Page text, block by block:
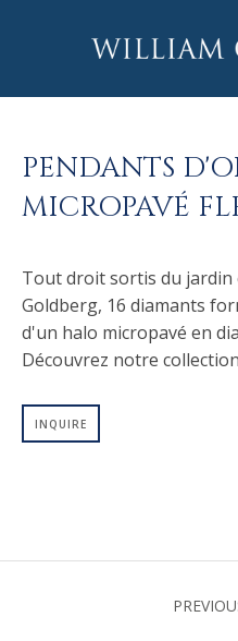
HAUTE JOAILLERIE
BAGUES POUR HOMME
COLLIERS
BOUCLES D’OREILLES
BRACELETS
MONTRES
ASHOKA JOAILLERIE
BAGUES
BANDS
COLLIERS
PENDENTIFS
BOUCLES D’OREILLES
TALISMAN
HISTOIRE
ASHOKA ®
PENDANTS
MICROPAVÉ
Tout droit sortis du jardin
Goldberg, 16 diamants
d'un halo micropavé en
Découvrez notre
INQUIRE